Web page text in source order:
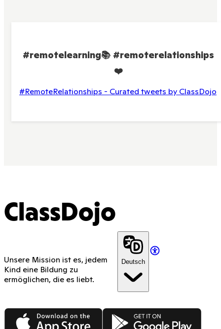
#remotelearning📚 #remoterelationships
❤️
#RemoteRelationships - Curated tweets by ClassDojo
ClassDojo
Unsere Mission ist es, jedem
Kind eine Bildung zu
ermöglichen, die es liebt.
Deutsch
App Store Google Play